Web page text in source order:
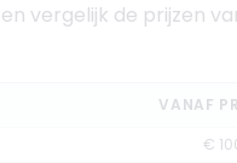
vergelijk de prijzen
VANAF
€